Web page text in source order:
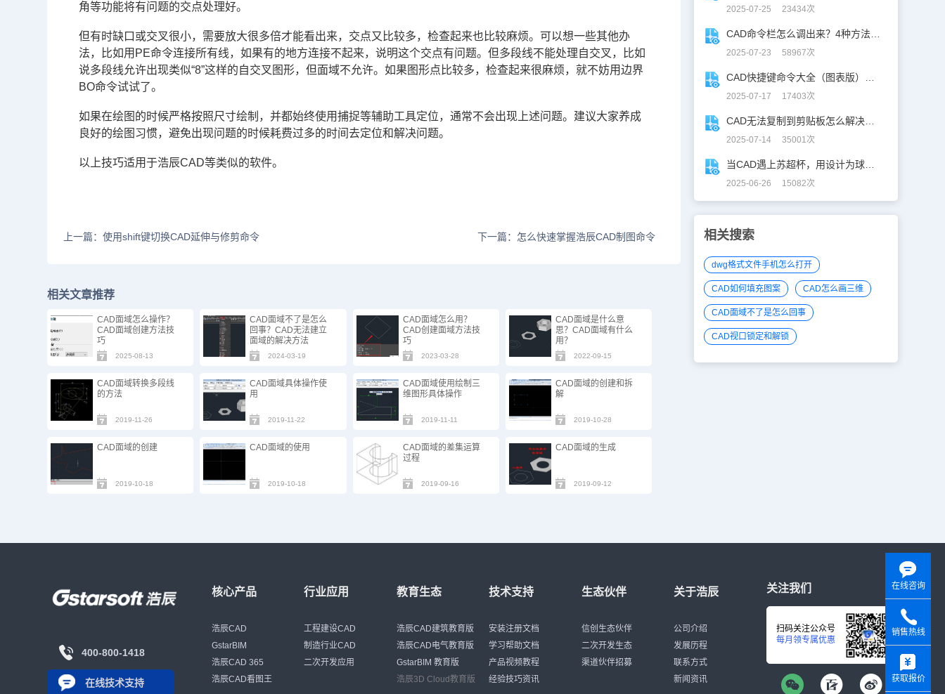
角等功能将有问题的交点处理好。
但有时缺口或交叉很小，需要放大很多倍才能看出来，交点又比较多，检查起来也比较麻烦。可以想一些其他办
法，比如用PE命令连接所有线，如果有的地方连接不起来，说明这个交点有问题。但多段线不能处理自交叉，比如
说多段线允许出现类似“8”这样的自交叉图形，但面域不允许。如果图形点比较多，检查起来很麻烦，就不妨用边界
BO命令试试了。
如果在绘图的时候严格按照尺寸绘制，并都始终使用捕捉等辅助工具定位，通常不会出现上述问题。建议大家养成
良好的绘图习惯，避免出现问题的时候耗费过多的时间去定位和解决问题。
以上技巧适用于浩辰CAD等类似的软件。
上一篇：使用shift键切换CAD延伸与修剪命令 下一篇：怎么快速掌握浩辰CAD制图命令
相关文章推荐
CAD面域怎么操作？
CAD面域创建方法技
巧
2025-08-13
CAD面域不了是怎么
回事？CAD无法建立
面域的解决方法
2024-03-19
CAD面域怎么用？
CAD创建面域方法技
巧
2023-03-28
CAD面域是什么意
思？CAD面域有什么
用？
2022-09-15
CAD面域转换多段线
的方法
2019-11-26
CAD面域具体操作使
用
2019-11-22
CAD面域使用绘制三
维图形具体操作
2019-11-11
CAD面域的创建和拆
解
2019-10-28
CAD面域的创建
2019-10-18
CAD面域的使用
2019-10-18
CAD面域的差集运算
过程
2019-09-16
CAD面域的生成
2019-09-12
2025-07-25 23434次
2025-07-23 58967次
2025-07-17 17403次
2025-07-14 35001次
2025-06-26 15082次
相关搜索
dwg格式文件手机怎么打开
CAD如何填充图案 CAD怎么画三维
CAD面域不了是怎么回事
CAD视口锁定和解锁
400-800-1418
在线技术支持
核心产品
浩辰CAD
GstarBIM
浩辰CAD 365
浩辰CAD看图王
行业应用
工程建设CAD
制造行业CAD
二次开发应用
教育生态
浩辰CAD建筑教育版
浩辰CAD电气教育版
GstarBIM 教育版
浩辰3D Cloud教育版
技术支持
安装注册文档
学习帮助文档
产品视频教程
经验技巧资讯
生态伙伴
信创生态伙伴
二次开发生态
渠道伙伴招募
关于浩辰
公司介绍
发展历程
联系方式
新闻资讯
关注我们
扫码关注公众号
每月领专属优惠
在线咨询
销售热线
获取报价